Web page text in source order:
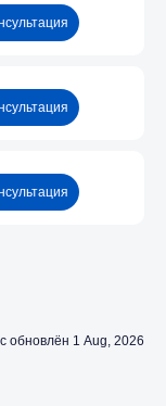
обновлён 1 Aug, 2026